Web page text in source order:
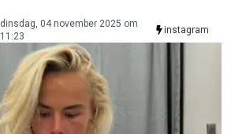
dinsdag, 04 november 2025 om
11:23
instagram